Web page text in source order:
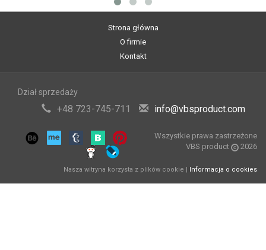
Strona główna
O firmie
Kontakt
Dział sprzedaży
+48 723-745-711 info@vbsproduct.com
Wszystkie prawa zastrzeżone
VBS product
2026
Nasza witryna korzysta z plików cookie | Informacja o cookies